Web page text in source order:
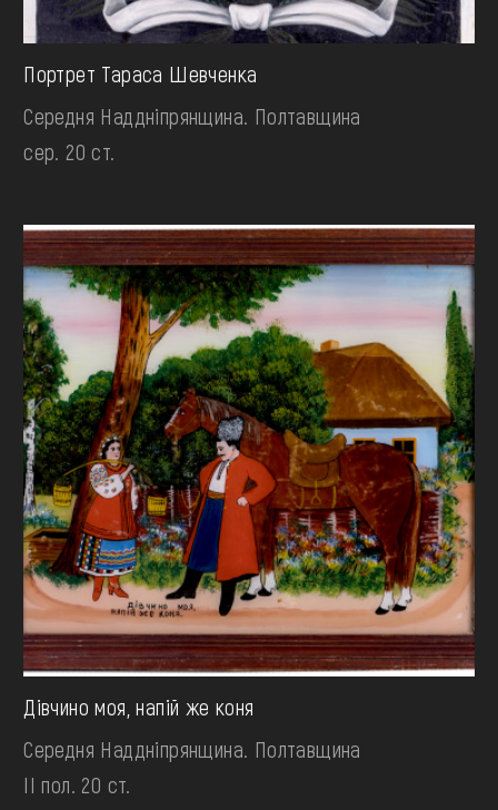
Портрет Тараса Шевченка
Середня Наддніпрянщина. Полтавщина
сер. 20 ст.
Дівчино моя, напій же коня
Середня Наддніпрянщина. Полтавщина
II пол. 20 ст.